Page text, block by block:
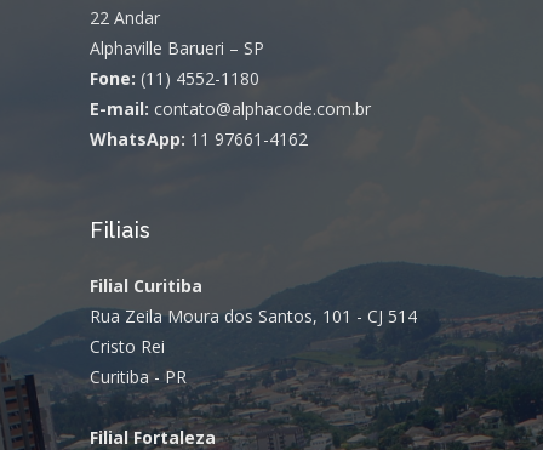
22 Andar
Alphaville Barueri – SP
Fone: (11) 4552-1180
E-mail: contato@alphacode.com.br
WhatsApp: 11 97661-4162
Filiais
Filial Curitiba
Rua Zeila Moura dos Santos, 101 - CJ 514
Cristo Rei
Curitiba - PR
Filial Fortaleza